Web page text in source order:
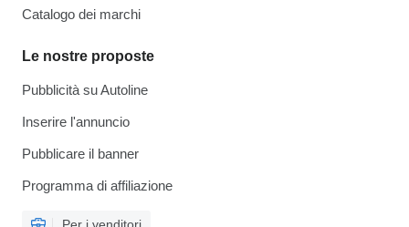
Catalogo dei marchi
Le nostre proposte
Pubblicità su Autoline
Inserire l'annuncio
Pubblicare il banner
Programma di affiliazione